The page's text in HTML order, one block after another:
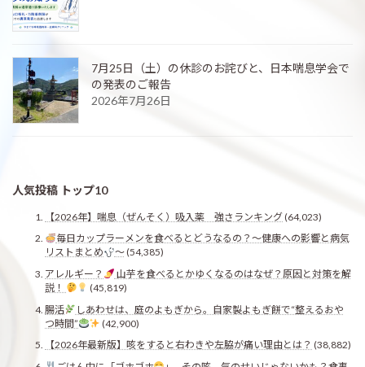
7月25日（土）の休診のお詫びと、日本喘息学会で
の発表のご報告
2026年7月26日
人気投稿 トップ10
【2026年】喘息（ぜんそく）吸入薬 強さランキング(64,023)
毎日カップラーメンを食べるとどうなるの？〜健康への影響と病気
リストまとめ
〜(54,385)
アレルギー？
山芋を食べるとかゆくなるのはなぜ？原因と対策を解
説！
(45,819)
腸活
しあわせは、庭のよもぎから。自家製よもぎ餅で“整えるおや
つ時間”
(42,900)
【2026年最新版】咳をすると右わきや左脇が痛い理由とは？ (38,882)